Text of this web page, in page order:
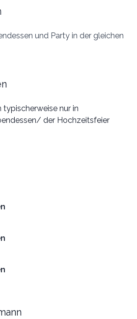
und Party in der gleichen
nur in
der Hochzeitsfeier